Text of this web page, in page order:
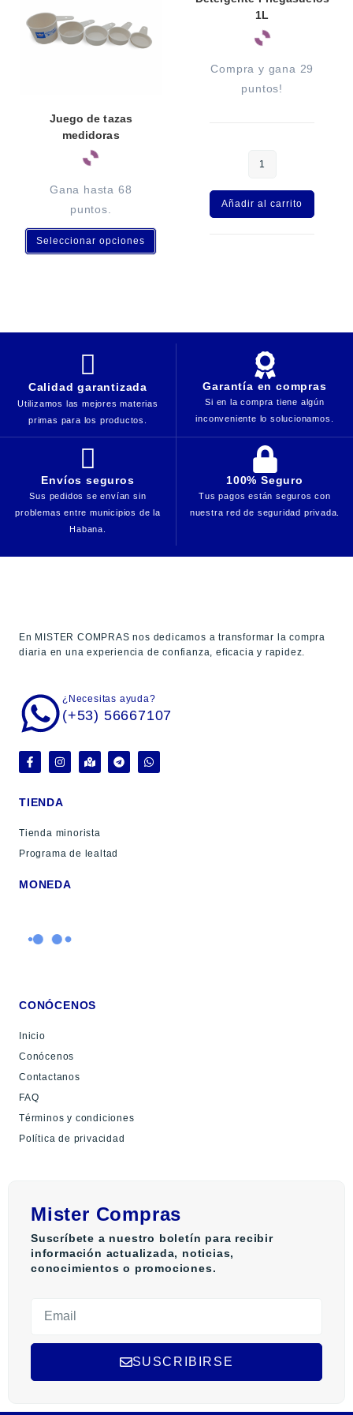
:
Juego de tazas
medidoras
Gana hasta 68
puntos.
Seleccionar opciones
1L
Compra y gana 29
puntos!
Añadir al carrito
l
e
:
Calidad garantizada
Utilizamos las mejores materias
primas para los productos.
Garantía en compras
Si en la compra tiene algún
inconveniente lo solucionamos.
Envíos seguros
Sus pedidos se envían sin
problemas entre municipios de la
Habana.
100% Seguro
Tus pagos están seguros con
nuestra red de seguridad privada.
En MISTER COMPRAS nos dedicamos a transformar la compra
diaria en una experiencia de confianza, eficacia y rapidez.
¿Necesitas ayuda?
(+53) 56667107
TIENDA
Tienda minorista
Programa de lealtad
MONEDA
CONÓCENOS
Inicio
Conócenos
Contactanos
FAQ
Términos y condiciones
Política de privacidad
Mister Compras
Suscríbete a nuestro boletín para recibir
información actualizada, noticias,
conocimientos o promociones.
SUSCRIBIRSE